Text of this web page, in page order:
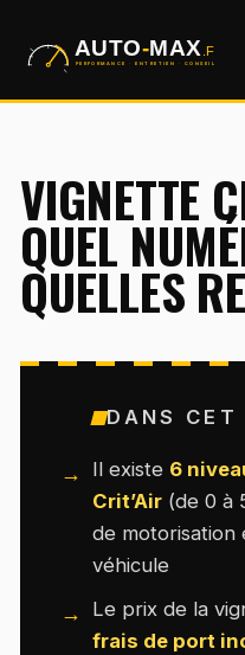
VIGNETTE
QUEL
QUELLES
DANS CET
Il existe 6
Crit’Air (de 0 à
de motorisation
véhicule
Le prix de la
frais de port